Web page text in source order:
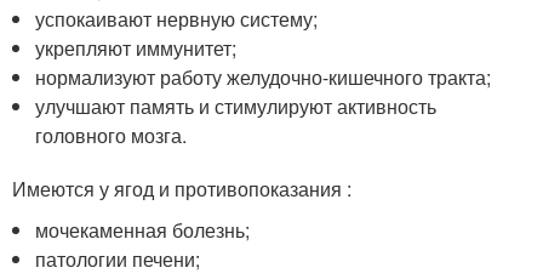
успокаивают нервную систему;
укрепляют иммунитет;
нормализуют работу желудочно-кишечного тракта;
улучшают память и стимулируют активность
головного мозга.
Имеются у ягод и противопоказания :
мочекаменная болезнь;
патологии печени;